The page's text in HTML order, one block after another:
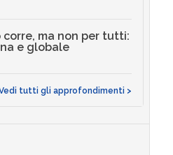
corre, ma non per tutti:
e globale
tutti gli approfondimenti >